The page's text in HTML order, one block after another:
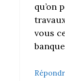
qu’on
vous